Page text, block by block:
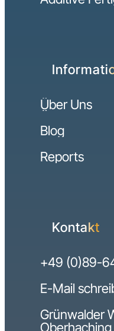
Über Uns
Blog
Reports
Kontakt
+49 (0)89-
E-Mail
Grünwalder
Oberhaching